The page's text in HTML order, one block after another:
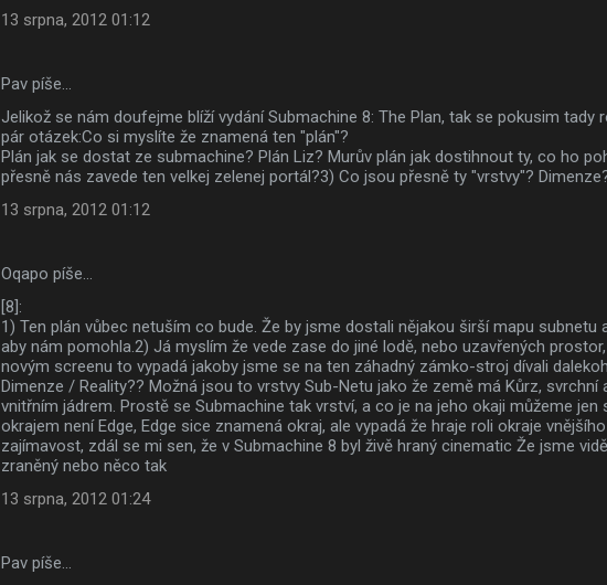
13 srpna, 2012 01:12
Pav píše…
Jelikož se nám doufejme blíží vydání Submachine 8: The Plan, tak se pokusim tady
pár otázek:Co si myslíte že znamená ten "plán"?
Plán jak se dostat ze submachine? Plán Liz? Murův plán jak dostihnout ty, co ho
přesně nás zavede ten velkej zelenej portál?3) Co jsou přesně ty "vrstvy"?
13 srpna, 2012 01:12
Oqapo píše…
[8]:
1) Ten plán vůbec netuším co bude. Že by jsme dostali nějakou širší mapu subnetu
aby nám pomohla.2) Já myslím že vede zase do jiné lodě, nebo uzavřených
novým screenu to vypadá jakoby jsme se na ten záhadný zámko-stroj dívali
Dimenze / Reality?? Možná jsou to vrstvy Sub-Netu jako že země má Kůrz, svrchní
vnitřním jádrem. Prostě se Submachine tak vrství, a co je na jeho okaji můžeme jen
okrajem není Edge, Edge sice znamená okraj, ale vypadá že hraje roli okraje
zajímavost, zdál se mi sen, že v Submachine 8 byl živě hraný cinematic Že jsme
zraněný nebo něco tak
13 srpna, 2012 01:24
Pav píše…